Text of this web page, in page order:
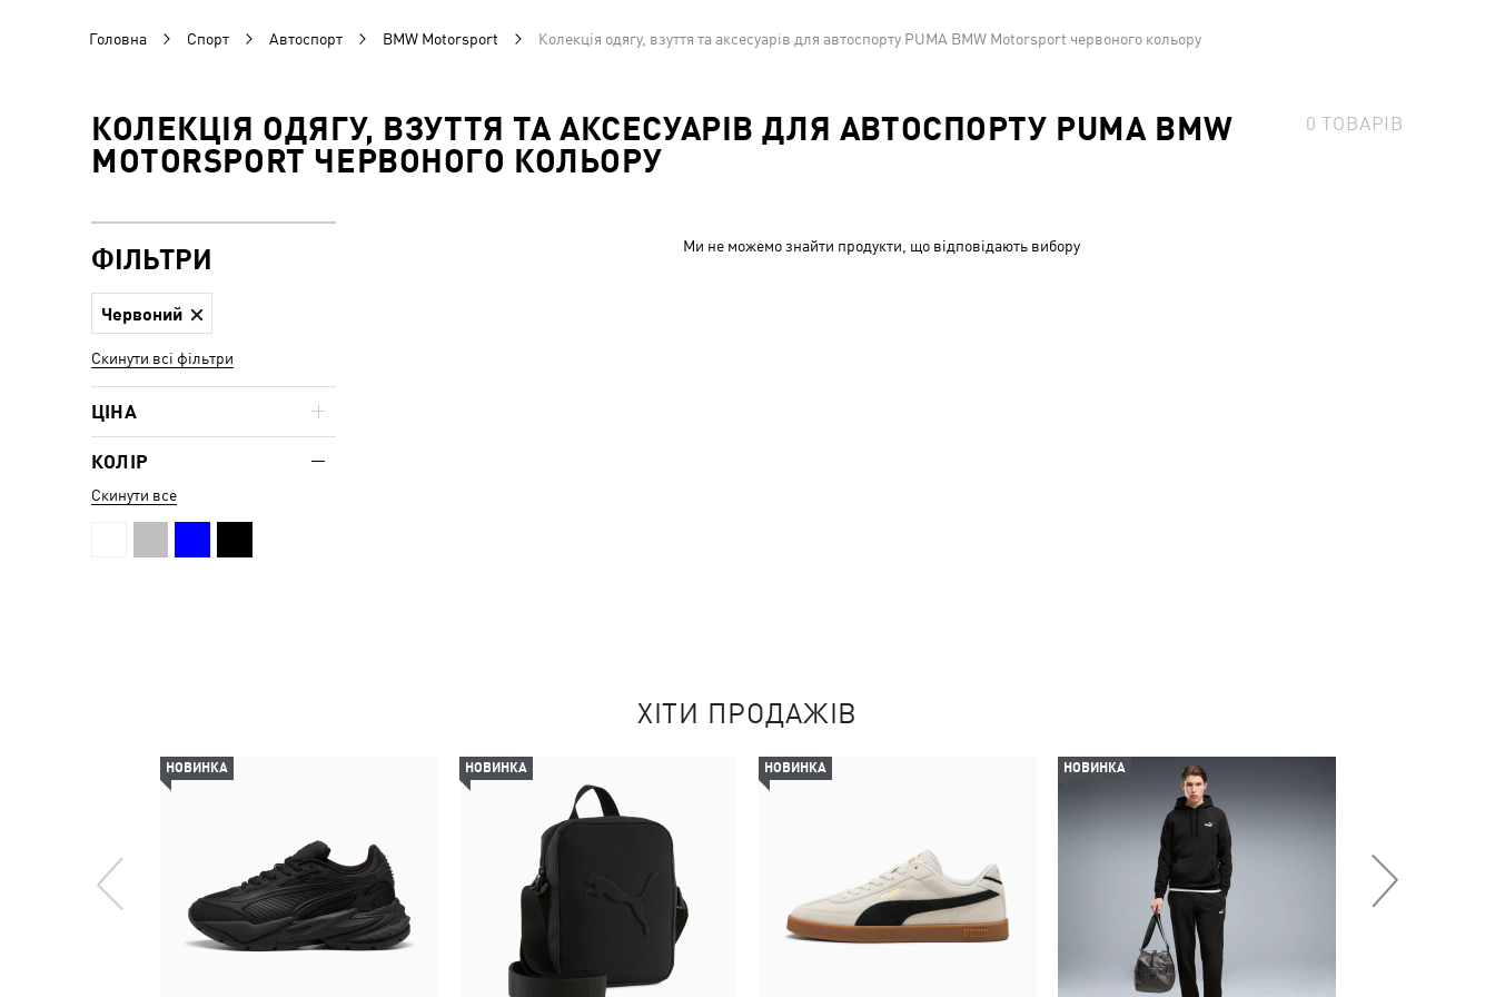
Головна Спорт Автоспорт BMW Motorsport Колекція одягу, взуття та аксесуарів для автоспорту PUMA BMW Motorsport червоного кольору
КОЛЕКЦІЯ ОДЯГУ, ВЗУТТЯ ТА АКСЕСУАРІВ ДЛЯ АВТОСПОРТУ PUMA BMW
MOTORSPORT ЧЕРВОНОГО КОЛЬОРУ
0ТОВАРІВ
Ми не можемо знайти продукти, що відповідають вибору
ФІЛЬТРИ
Червоний
Скинути всі фільтри
ЦІНА
КОЛІР
Скинути все
ХІТИ ПРОДАЖІВ
НОВИНКА НОВИНКА НОВИНКА НОВИНКА